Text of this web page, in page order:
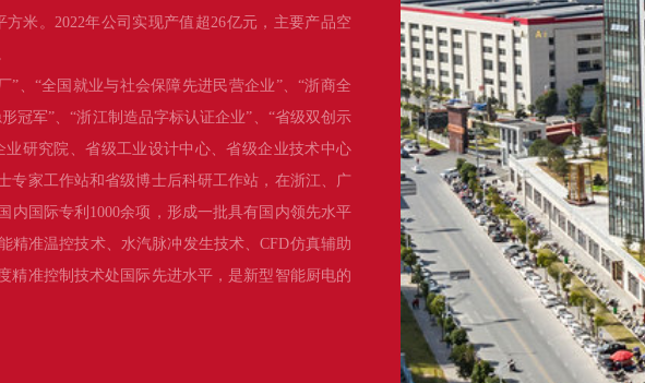
方米。2022年公司实现产值超26亿元，主要产品空
”、“全国就业与社会保障先进民营企业”、“浙商全
冠军”、“浙江制造品字标认证企业”、“省级双创示
业研究院、省级工业设计中心、省级企业技术中心
专家工作站和省级博士后科研工作站，在浙江、广
内国际专利1000余项，形成一批具有国内领先水平
精准温控技术、水汽脉冲发生技术、CFD仿真辅助
精准控制技术处国际先进水平，是新型智能厨电的